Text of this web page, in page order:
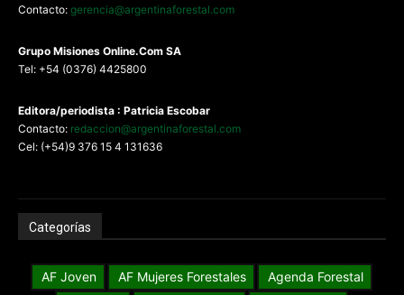
Contacto: gerencia@argentinaforestal.com
Grupo Misiones Online.Com SA
Tel: +54 (0376) 4425800
Editora/periodista : Patricia Escobar
Contacto: redaccion@argentinaforestal.com
Cel: (+54)9 376 15 4 131636
Categorías
AF Joven AF Mujeres Forestales
Agenda Forestal